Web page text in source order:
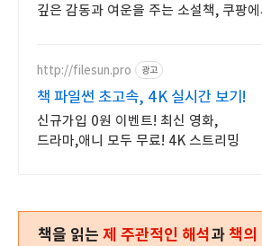
깊은 감동과 여운을 주는 소설책, 쿠팡
http://filesun.pro 광고
책 파일썬 초고속, 4K 실시간 보기!
신규가입 0원 이벤트! 최신 영화,
드라마,애니 모두 무료! 4K 스트리밍
책을 읽는 제 주관적인 해석과책의